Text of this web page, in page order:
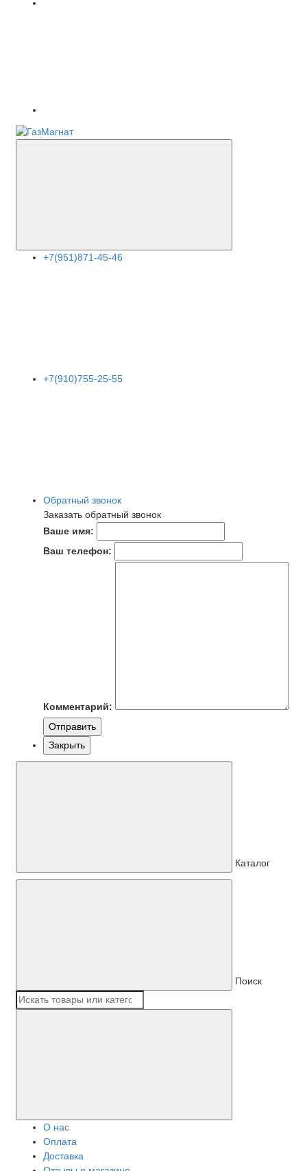
+7(951)871-45-46
+7(910)755-25-55
Обратный звонок
Заказать обратный звонок
Ваше имя:
Ваш телефон:
Комментарий:
Отправить
Закрыть
Каталог
Поиск
О нас
Оплата
Доставка